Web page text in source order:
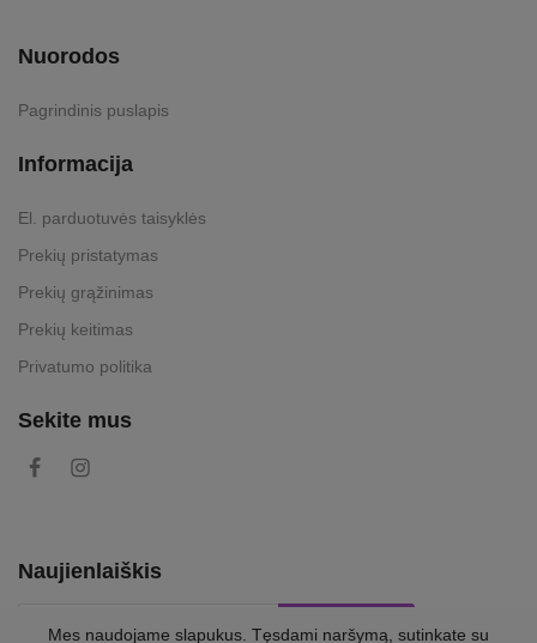
Nuorodos
Pagrindinis puslapis
Informacija
El. parduotuvės taisyklės
Prekių pristatymas
Prekių grąžinimas
Prekių keitimas
Privatumo politika
Sekite mus
Naujienlaiškis
Prenumeruoti
Mes naudojame slapukus. Tęsdami naršymą, sutinkate su